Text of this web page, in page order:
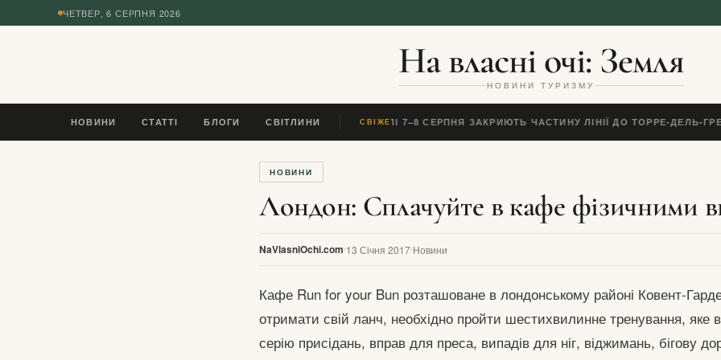
ЧЕТВЕР, 6 СЕРПНЯ 2026
На власні очі: Земля
НОВИНИ ТУРИЗМУ
НОВИНИ СТАТТІ БЛОГИ СВІТЛИНИ СВІЖЕ
У НЕАПОЛІ 7–8 СЕРПНЯ ЗАКРИЮТЬ ЧАСТИНУ ЛІНІЇ ДО ТОРРЕ-ДЕЛЬ-
НОВИНИ
Лондон: Сплачуйте в кафе фізичними
NaVlasniOchi.com 13 Січня 2017 Новини
Кафе Run for your Bun розташоване в лондонському районі Ковент-
отримати свій ланч, необхідно пройти шестихвилинне тренування, яке
серію присідань, вправ для преса, випадів для ніг, віджимань, бігову